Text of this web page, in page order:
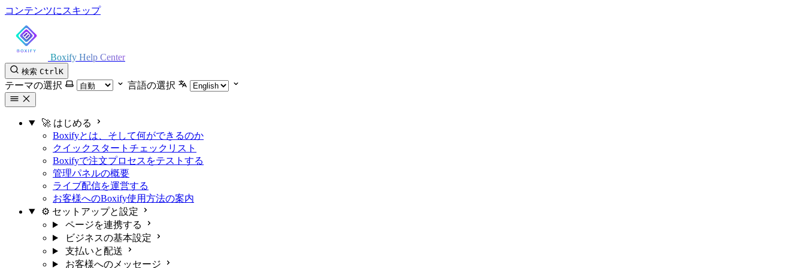
コンテンツにスキップ
Boxify Help Center
検索 CtrlK
テーマの選択 言語の選択
🚀 はじめる
Boxifyとは、そして何ができるのか
クイックスタートチェックリスト
Boxifyで注文プロセスをテストする
管理パネルの概要
ライブ配信を運営する
お客様へのBoxify使用方法の案内
⚙️ セットアップと設定
ページを連携する
ビジネスの基本設定
支払いと配送
お客様へのメッセージ